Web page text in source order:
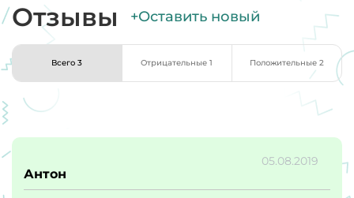
Отзывы +Оставить новый
Всего 3 Отрицательные 1 Положительные 2
05.08.2019
Антон